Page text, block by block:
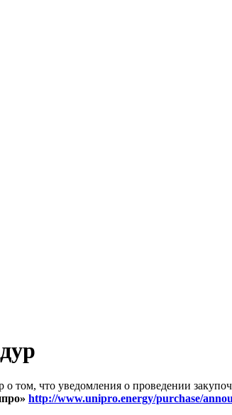
том, что уведомления о проведении
http://www.unipro.energy/purchase/